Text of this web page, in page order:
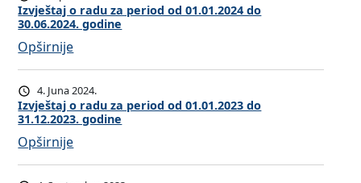
d
u
z
a
p
e
r
i
o
a
j
o
r
a
d
u
z
a
v
j
e
š
t
a
j
o
r
Izvještaj o radu za period od 01.01.2024 do
30.06.2024. godine
Opširnije:
I
z
v
j
e
š
4. Juna 2024.
Izvještaj o radu za period od 01.01.2023 do
31.12.2023. godine
Opširnije:
I